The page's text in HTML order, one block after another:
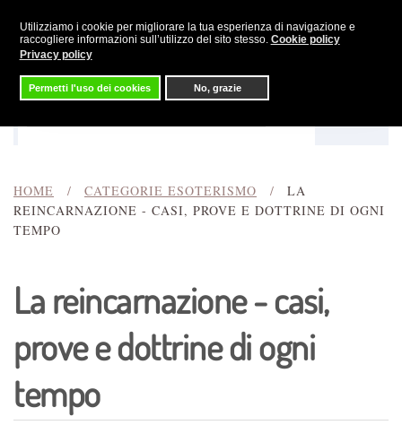
Utilizziamo i cookie per migliorare la tua esperienza di navigazione e
raccogliere informazioni sull’utilizzo del sito stesso. Cookie policy
Privacy policy
Permetti l'uso dei cookies No, grazie
Skip to main content
HOME CATEGORIE ESOTERISMO
LA
REINCARNAZIONE - CASI, PROVE E DOTTRINE DI OGNI
TEMPO
La reincarnazione - casi,
prove e dottrine di ogni
tempo